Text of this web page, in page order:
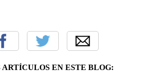
ARTÍCULOS EN ESTE BLOG: